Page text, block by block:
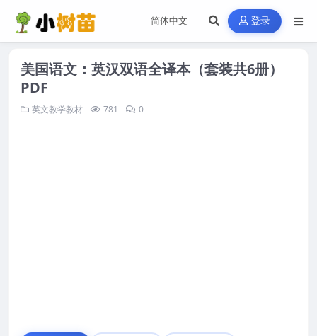
登录
美国语文：英汉双语全译本（套装共6册）
PDF
英文教学教材 781 0